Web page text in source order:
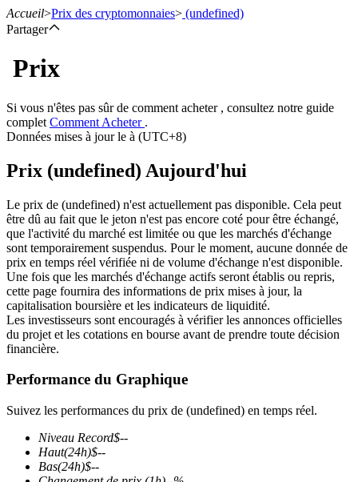
Futures USDT
Futures utilisant l'USDT comme garantie
Futures COIN-M
Contrats à terme sur crypto-monnaie
Accueil>Prix des cryptomonnaies> (undefined)
Partager
Prix
Si vous n'êtes pas sûr de comment acheter , consultez notre guide
complet Comment Acheter .
Données mises à jour le à (UTC+8)
Prix (undefined) Aujourd'hui
Le prix de (undefined) n'est actuellement pas disponible. Cela peut
être dû au fait que le jeton n'est pas encore coté pour être échangé,
que l'activité du marché est limitée ou que les marchés d'échange
sont temporairement suspendus. Pour le moment, aucune donnée de
prix en temps réel vérifiée ni de volume d'échange n'est disponible.
Une fois que les marchés d'échange actifs seront établis ou repris,
cette page fournira des informations de prix mises à jour, la
capitalisation boursière et les indicateurs de liquidité.
Les investisseurs sont encouragés à vérifier les annonces officielles
du projet et les cotations en bourse avant de prendre toute décision
financière.
Performance du Graphique
Suivez les performances du prix de (undefined) en temps réel.
Niveau Record$--
Haut(24h)$--
Bas(24h)$--